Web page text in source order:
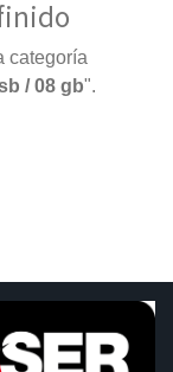
categoría
/ 08 gb".